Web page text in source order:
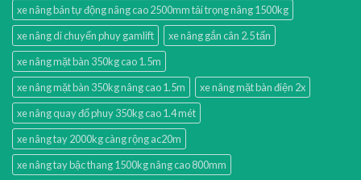
xe nâng bán tự động nâng cao 2500mm tải trọng nâng 1500kg
xe nâng di chuyển phuy gamlift
xe nâng gắn cân 2.5 tấn
xe nâng mặt bàn 350kg cao 1.5m
xe nâng mặt bàn 350kg nâng cao 1.5m
xe nâng mặt bàn điện 2x
xe nâng quay đổ phuy 350kg cao 1.4 mét
xe nâng tay 2000kg càng rộng ac20m
xe nâng tay bậc thang 1500kg nâng cao 800mm